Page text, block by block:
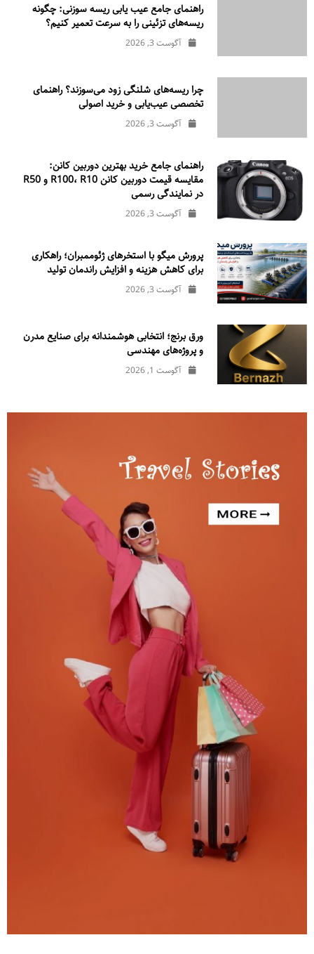
راهنمای جامع عیب یابی ریسه سوزنی: چگونه
ریسه‌های تزئینی را به سرعت تعمیر کنیم؟
آگوست 3, 2026
چرا ریسه‌های شلنگی زود می‌سوزند؟ راهنمای
تخصصی عیب‌یابی و خرید اصولی
آگوست 3, 2026
راهنمای جامع خرید بهترین دوربین کانن:
مقایسه قیمت دوربین کانن R100، R10 و R50
در نمایندگی رسمی
آگوست 3, 2026
پرورش میگو با استخرهای ژئوممبران؛ راهکاری
برای کاهش هزینه و افزایش راندمان تولید
آگوست 3, 2026
ورق برنج؛ انتخابی هوشمندانه برای صنایع مدرن
و پروژه‌های مهندسی
آگوست 1, 2026